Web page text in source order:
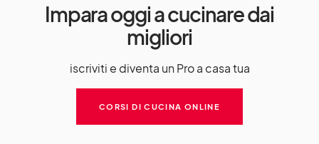
Impara oggi a cucinare dai
migliori
iscriviti e diventa un Pro a casa tua
CORSI DI CUCINA ONLINE